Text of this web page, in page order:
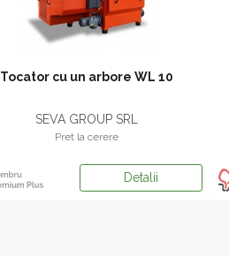
Tocator cu un arbore WL 10
SEVA GROUP SRL
Pret la cerere
Detalii